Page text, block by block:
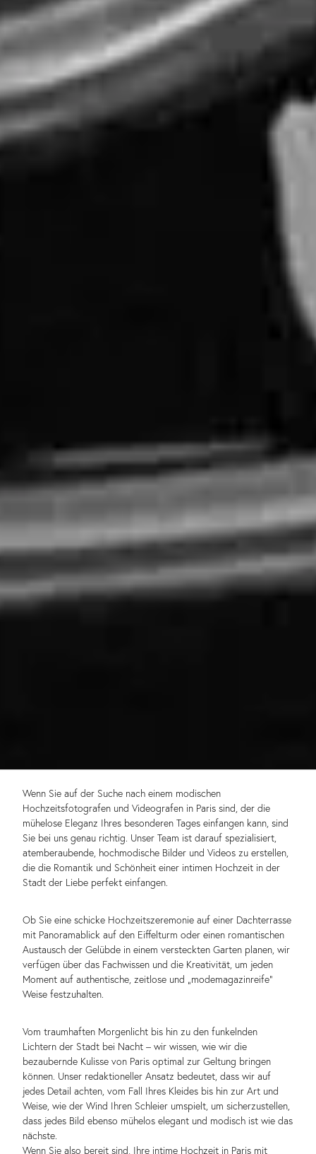
Wenn Sie auf der Suche nach einem modischen
Hochzeitsfotografen und Videografen in Paris sind, der die
mühelose Eleganz Ihres besonderen Tages einfangen kann, sind
Sie bei uns genau richtig. Unser Team ist darauf spezialisiert,
atemberaubende, hochmodische Bilder und Videos zu erstellen,
die die Romantik und Schönheit einer intimen Hochzeit in der
Stadt der Liebe perfekt einfangen.
Ob Sie eine schicke Hochzeitszeremonie auf einer Dachterrasse
mit Panoramablick auf den Eiffelturm oder einen romantischen
Austausch der Gelübde in einem versteckten Garten planen, wir
verfügen über das Fachwissen und die Kreativität, um jeden
Moment auf authentische, zeitlose und „modemagazinreife“
Weise festzuhalten.
Vom traumhaften Morgenlicht bis hin zu den funkelnden
Lichtern der Stadt bei Nacht – wir wissen, wie wir die
bezaubernde Kulisse von Paris optimal zur Geltung bringen
können. Unser redaktioneller Ansatz bedeutet, dass wir auf
jedes Detail achten, vom Fall Ihres Kleides bis hin zur Art und
Weise, wie der Wind Ihren Schleier umspielt, um sicherzustellen,
dass jedes Bild ebenso mühelos elegant und modisch ist wie das
nächste.
Wenn Sie also bereit sind, Ihre intime Hochzeit in Paris mit